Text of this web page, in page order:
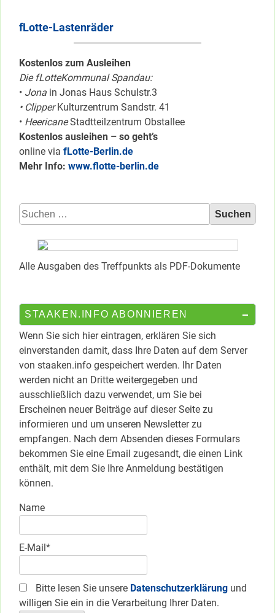
fLotte-Lastenräder
Kostenlos zum Ausleihen
Die fLotteKommunal Spandau:
• Jona in Jonas Haus Schulstr.3
• ClipperKulturzentrum Sandstr. 41
• HeericaneStadtteilzentrum Obstallee
Kostenlos ausleihen – so geht’s
online via fLotte-Berlin.de
Mehr Info: www.flotte-berlin.de
Suchen
nach:
Alle Ausgaben des Treffpunkts als PDF-Dokumente
STAAKEN.INFO ABONNIEREN
Wenn Sie sich hier eintragen, erklären Sie sich
einverstanden damit, dass Ihre Daten auf dem Server
von staaken.info gespeichert werden. Ihr Daten
werden nicht an Dritte weitergegeben und
ausschließlich dazu verwendet, um Sie bei
Erscheinen neuer Beiträge auf dieser Seite zu
informieren und um unseren Newsletter zu
empfangen. Nach dem Absenden dieses Formulars
bekommen Sie eine Email zugesandt, die einen Link
enthält, mit dem Sie Ihre Anmeldung bestätigen
können.
Name
E-Mail*
Bitte lesen Sie unsere Datenschutzerklärung und
willigen Sie ein in die Verarbeitung Ihrer Daten.